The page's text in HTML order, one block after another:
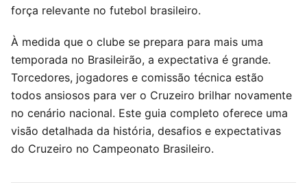
força relevante no futebol brasileiro.
À medida que o clube se prepara para mais uma
temporada no Brasileirão, a expectativa é grande.
Torcedores, jogadores e comissão técnica estão
todos ansiosos para ver o Cruzeiro brilhar novamente
no cenário nacional. Este guia completo oferece uma
visão detalhada da história, desafios e expectativas
do Cruzeiro no Campeonato Brasileiro.